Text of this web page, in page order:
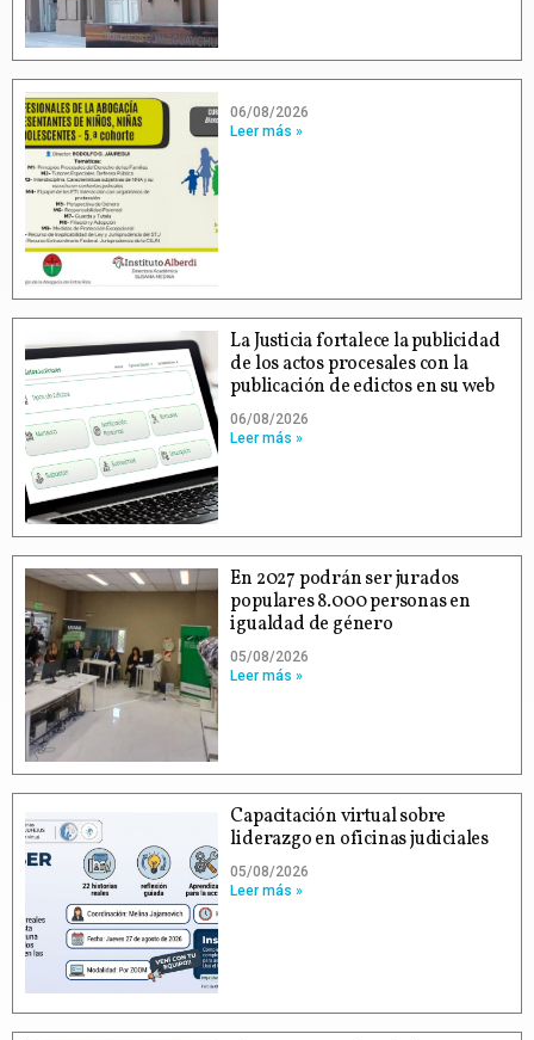
06/08/2026
Leer más »
La Justicia fortalece la publicidad
de los actos procesales con la
publicación de edictos en su web
06/08/2026
Leer más »
En 2027 podrán ser jurados
populares 8.000 personas en
igualdad de género
05/08/2026
Leer más »
Capacitación virtual sobre
liderazgo en oficinas judiciales
05/08/2026
Leer más »